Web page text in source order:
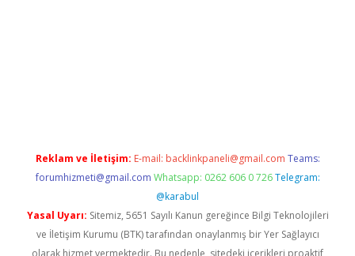
Reklam ve İletişim: E-mail: backlinkpaneli@gmail.com Teams:
forumhizmeti@gmail.com Whatsapp: 0262 606 0 726 Telegram:
@karabul
Yasal Uyarı: Sitemiz, 5651 Sayılı Kanun gereğince Bilgi Teknolojileri
ve İletişim Kurumu (BTK) tarafından onaylanmış bir Yer Sağlayıcı
olarak hizmet vermektedir. Bu nedenle, sitedeki içerikleri proaktif